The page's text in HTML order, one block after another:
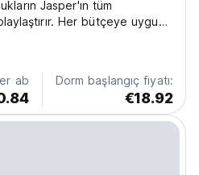
Jasper'ın tüm
Her bütçeye uygun
ab Dorm başlangıç fiyatı:
€18.92